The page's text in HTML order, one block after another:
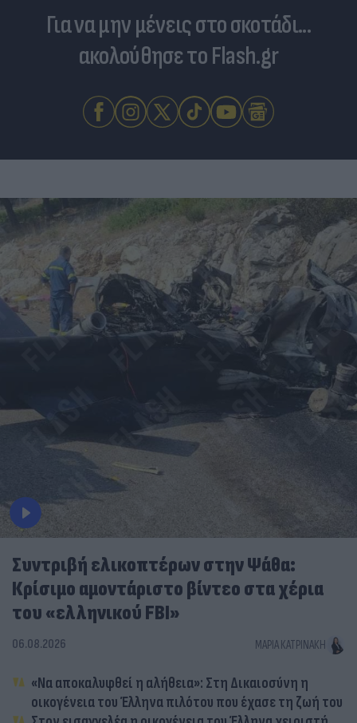
Για να μην μένεις στο σκοτάδι...
ακολούθησε το Flash.gr
Συντριβή ελικοπτέρων στην Ψάθα:
Κρίσιμο αμοντάριστο βίντεο στα χέρια
του «ελληνικού FBI»
06.08.2026 ΜΑΡΊΑ ΚΑΤΡΙΝΆΚΗ
«Να αποκαλυφθεί η αλήθεια»: Στη Δικαιοσύνη η
οικογένεια του Έλληνα πιλότου που έχασε τη ζωή του